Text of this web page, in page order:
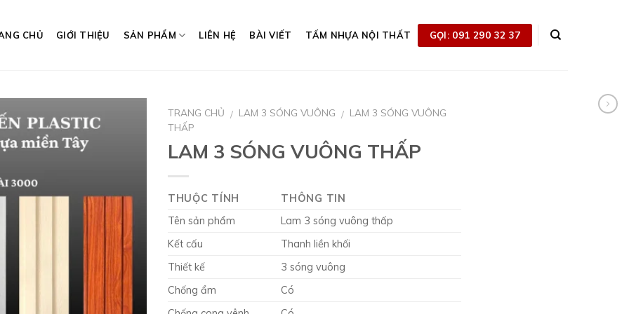
CHỦ GIỚI THIỆU SẢN PHẨM LIÊN HỆ BÀI VIẾT TẤM NHỰA NỘI THẤT GỌI: 091 290 32 37
TRANG CHỦ / LAM 3 SÓNG VUÔNG / LAM 3 SÓNG VUÔNG
THẤP
LAM 3 SÓNG VUÔNG THẤP
THUỘC TÍNH
THÔNG TIN
Tên sản phẩm
Lam 3 sóng vuông thấp
Kết cấu
Thanh liền khối
Thiết kế
3 sóng vuông
Chống ẩm
Có